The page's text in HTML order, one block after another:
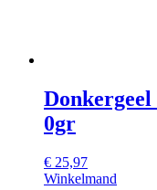
0gr
€ 25,97
Winkelmand